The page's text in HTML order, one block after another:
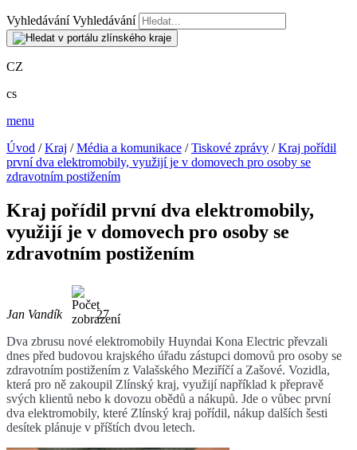
Vyhledávání Vyhledávání
CZ
cs
menu
Úvod /Kraj /Média a komunikace /Tiskové zprávy /Kraj pořídil
první dva elektromobily, využijí je v domovech pro osoby se
zdravotním postižením
Kraj pořídil první dva elektromobily,
využijí je v domovech pro osoby se
zdravotním postižením
Jan Vandík
27
Dva zbrusu nové elektromobily Huyndai Kona Electric převzali
dnes před budovou krajského úřadu zástupci domovů pro osoby se
zdravotním postižením z Valašského Meziříčí a Zašové. Vozidla,
která pro ně zakoupil Zlínský kraj, využijí například k přepravě
svých klientů nebo k dovozu obědů a nákupů. Jde o vůbec první
dva elektromobily, které Zlínský kraj pořídil, nákup dalších šesti
desítek plánuje v příštích dvou letech.